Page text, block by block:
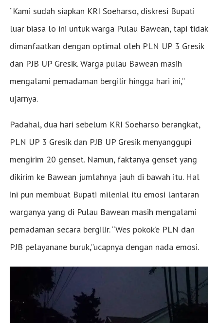
“Kami sudah siapkan KRI Soeharso, diskresi Bupati
luar biasa lo ini untuk warga Pulau Bawean, tapi tidak
dimanfaatkan dengan optimal oleh PLN UP 3 Gresik
dan PJB UP Gresik. Warga pulau Bawean masih
mengalami pemadaman bergilir hingga hari ini,”
ujarnya.
Padahal, dua hari sebelum KRI Soeharso berangkat,
PLN UP 3 Gresik dan PJB UP Gresik menyanggupi
mengirim 20 genset. Namun, faktanya genset yang
dikirim ke Bawean jumlahnya jauh di bawah itu. Hal
ini pun membuat Bupati milenial itu emosi lantaran
warganya yang di Pulau Bawean masih mengalami
pemadaman secara bergilir. “Wes pokok’e PLN dan
PJB pelayanane buruk,”ucapnya dengan nada emosi.